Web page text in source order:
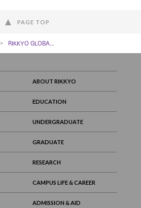
PAGE TOP
RIKKYO GLOBA...